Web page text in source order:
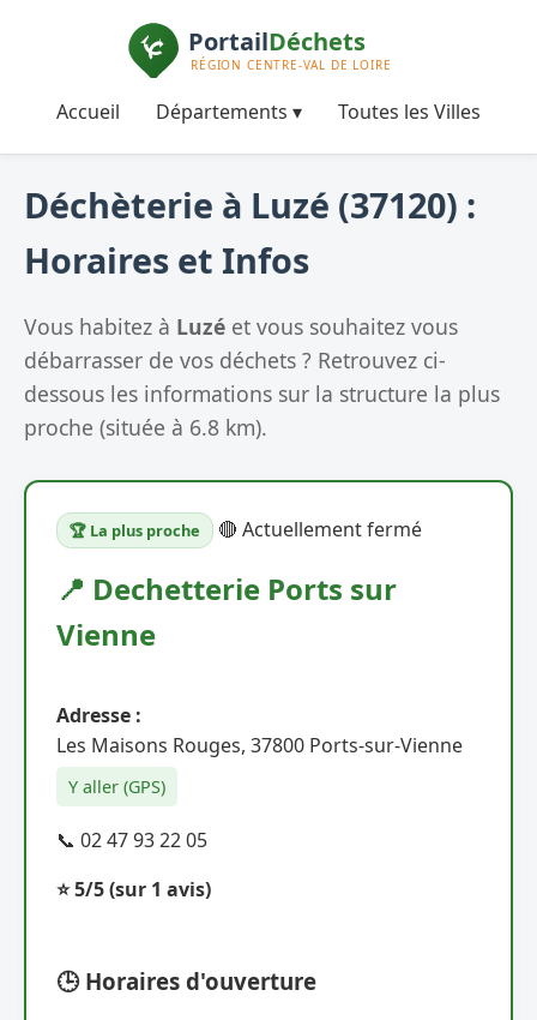
Accueil Départements ▾ Toutes les Villes
Déchèterie à Luzé (37120) :
Horaires et Infos
Vous habitez à Luzé et vous souhaitez vous
débarrasser de vos déchets ? Retrouvez ci-
dessous les informations sur la structure la plus
proche (située à 6.8 km).
🏆 La plus proche 🔴 Actuellement fermé
📍 Dechetterie Ports sur
Vienne
Adresse :
Les Maisons Rouges, 37800 Ports-sur-Vienne
Y aller (GPS)
📞 02 47 93 22 05
⭐ 5/5(sur 1 avis)
🕒 Horaires d'ouverture